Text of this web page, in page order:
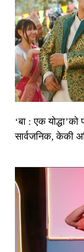
‘बा : एक
सार्वजनिक, केकी